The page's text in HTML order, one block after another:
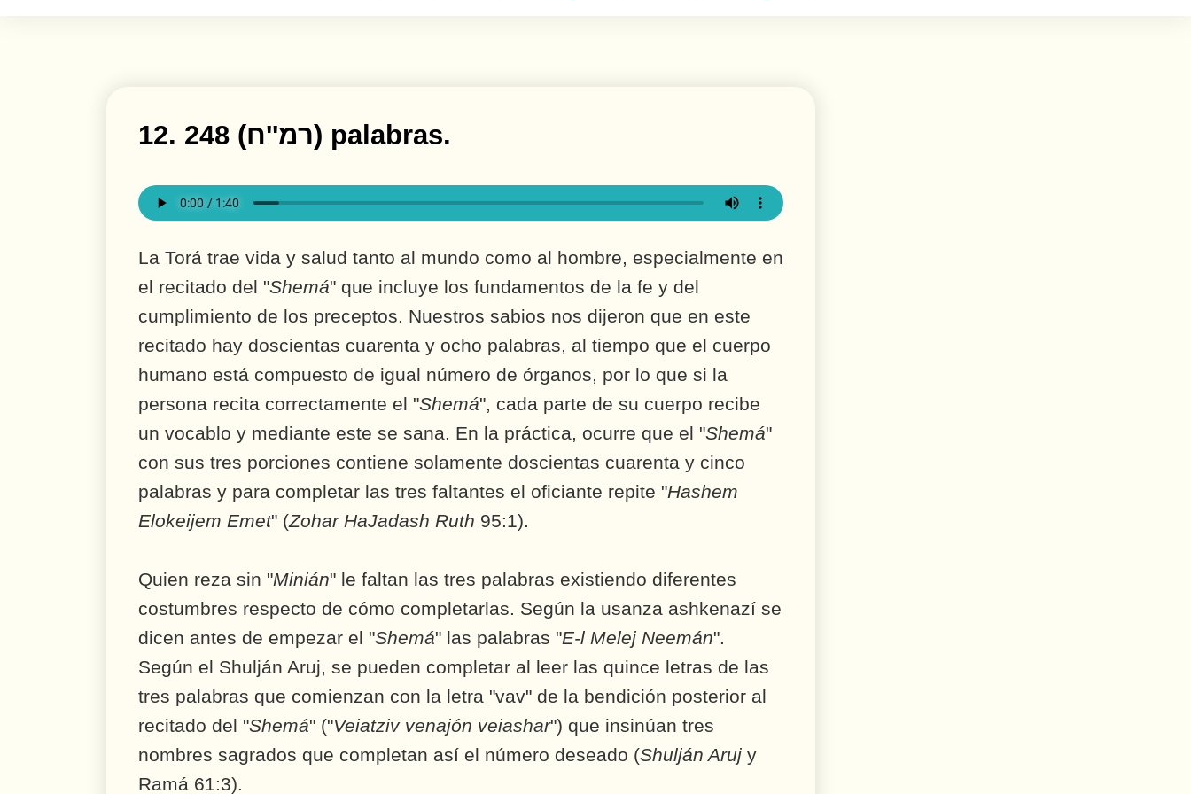
12. 248 (רמ''ח) palabras.
La Torá trae vida y salud tanto al mundo como al hombre, especialmente en
el recitado del "Shemá" que incluye los fundamentos de la fe y del
cumplimiento de los preceptos. Nuestros sabios nos dijeron que en este
recitado hay doscientas cuarenta y ocho palabras, al tiempo que el cuerpo
humano está compuesto de igual número de órganos, por lo que si la
persona recita correctamente el "Shemá", cada parte de su cuerpo recibe
un vocablo y mediante este se sana. En la práctica, ocurre que el "Shemá"
con sus tres porciones contiene solamente doscientas cuarenta y cinco
palabras y para completar las tres faltantes el oficiante repite "Hashem
Elokeijem Emet" (Zohar HaJadash Ruth 95:1).
Quien reza sin "Minián" le faltan las tres palabras existiendo diferentes
costumbres respecto de cómo completarlas. Según la usanza ashkenazí se
dicen antes de empezar el "Shemá" las palabras "E-l Melej Neemán".
Según el Shulján Aruj, se pueden completar al leer las quince letras de las
tres palabras que comienzan con la letra "vav" de la bendición posterior al
recitado del "Shemá" ("Veiatziv venajón veiashar") que insinúan tres
nombres sagrados que completan así el número deseado (Shulján Aruj y
Ramá 61:3).